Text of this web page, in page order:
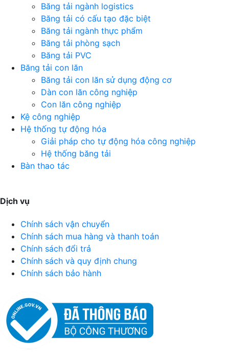
Băng tải ngành logistics
Băng tải có cấu tạo đặc biệt
Băng tải ngành thực phẩm
Băng tải phòng sạch
Băng tải PVC
Băng tải con lăn
Băng tải con lăn sử dụng động cơ
Dàn con lăn công nghiệp
Con lăn công nghiệp
Kệ công nghiệp
Hệ thống tự động hóa
Giải pháp cho tự động hóa công nghiệp
Hệ thống băng tải
Bàn thao tác
Dịch vụ
Chính sách vận chuyển
Chính sách mua hàng và thanh toán
Chính sách đổi trả
Chính sách và quy định chung
Chính sách bảo hành